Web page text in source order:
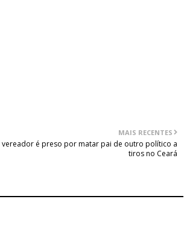
MAIS RECENTES
vereador é preso por matar pai de outro político a
tiros no Ceará